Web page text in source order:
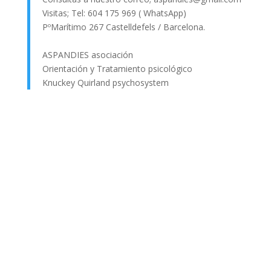
Visitas; Tel: 604 175 969 ( WhatsApp)
PºMarítimo 267 Castelldefels / Barcelona.
ASPANDIES asociación
Orientación y Tratamiento psicológico
Knuckey Quirland psychosystem